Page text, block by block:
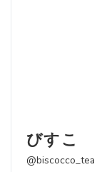
びすこ
@biscocco_tea